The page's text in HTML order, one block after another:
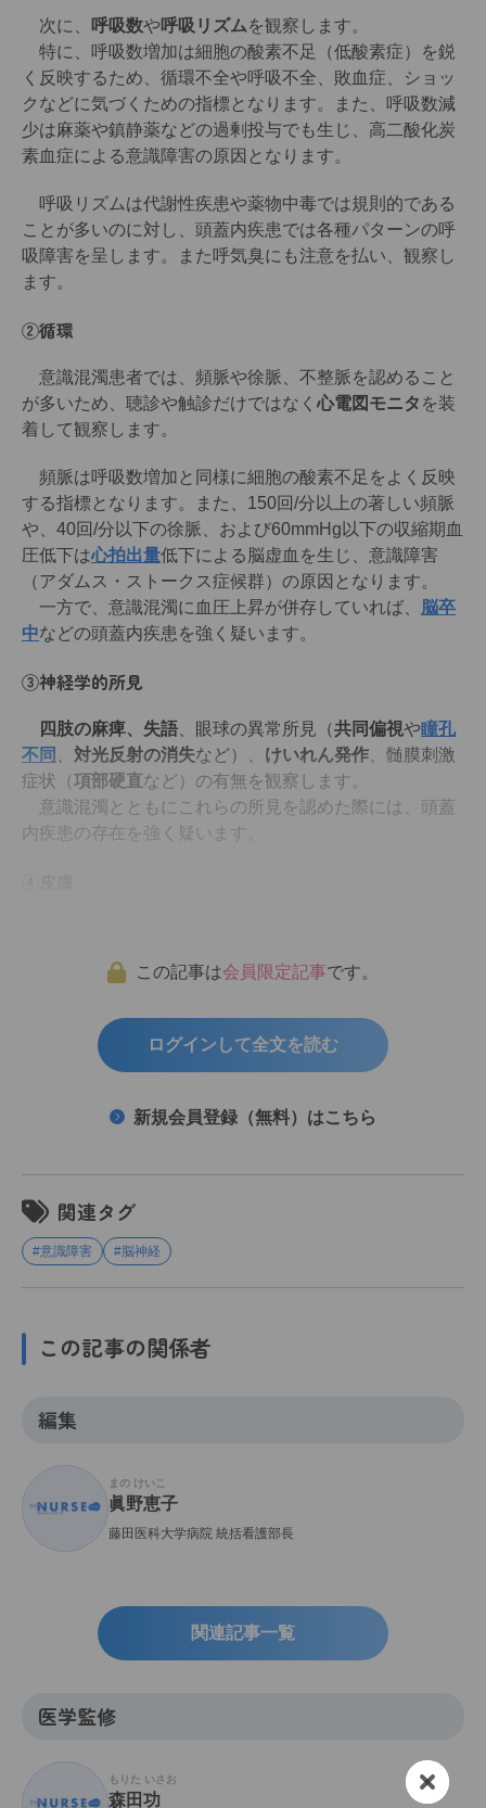
次に、 呼吸数や呼吸リズムを観察します。
特に、呼吸数増加は細胞の酸素不足（低酸素症）を鋭
く反映するため、循環不全や呼吸不全、敗血症、ショッ
クなどに気づくための指標となります。また、呼吸数減
少は麻薬や鎮静薬などの過剰投与でも生じ、高二酸化炭
素血症による意識障害の原因となります。
呼吸リズムは代謝性疾患や薬物中毒では規則的である
ことが多いのに対し、頭蓋内疾患では各種パターンの呼
吸障害を呈します。また呼気臭にも注意を払い、観察し
ます。
②循環
意識混濁患者では、頻脈や徐脈、不整脈を認めること
が多いため、聴診や触診だけではなく 心電図モニタ を装
着して観察します。
頻脈は呼吸数増加と同様に細胞の酸素不足をよく反映
する指標となります。また、150回/分以上の著しい頻脈
や、40回/分以下の徐脈、および60mmHg以下の収縮期血
圧低下は心拍出量低下による脳虚血を生じ、意識障害
（アダムス・ストークス症候群）の原因となります。
一方で、意識混濁に血圧上昇が併存していれば、 脳卒
中などの頭蓋内疾患を強く疑います。
③神経学的所見
四肢の麻痺、失語 、眼球の異常所見（共同偏視や瞳孔
不同
対光反射の消失など）、 けいれん発作 、髄膜刺激
症状（項部硬直など）の有無を観察します。
意識混濁とともにこれらの所見を認めた際には、頭蓋
内疾患の存在を強く疑います。
この記事は会員限定記事です。
ログインして全文を読む
新規会員登録（無料）はこちら
関連タグ
#意識障害 #脳神経
この記事の関係者
編集
まの けいこ
眞野恵子
藤田医科大学病院 統括看護部長
関連記事一覧
医学監修
もりた いさお
森田功